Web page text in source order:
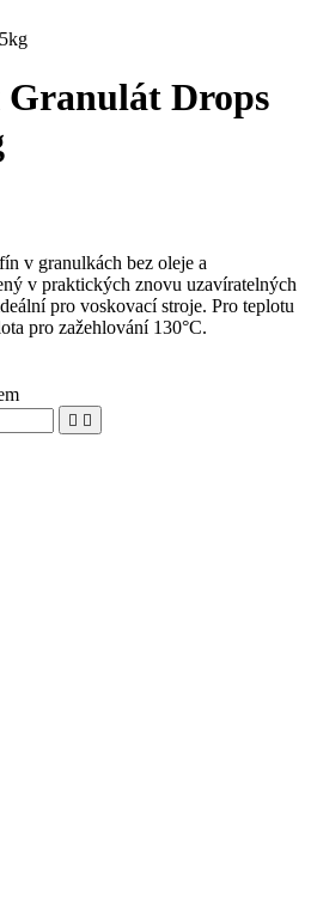
Granulát Drops
v granulkách bez oleje a
v praktických znovu uzavíratelných
pro voskovací stroje. Pro teplotu
pro zažehlování 130°C.
 